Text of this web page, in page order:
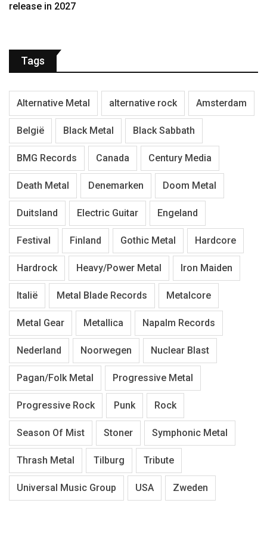
release in 2027
Tags
Alternative Metal alternative rock Amsterdam
België Black Metal Black Sabbath
BMG Records Canada Century Media
Death Metal Denemarken Doom Metal
Duitsland Electric Guitar Engeland
Festival Finland Gothic Metal Hardcore
Hardrock Heavy/Power Metal Iron Maiden
Italië Metal Blade Records Metalcore
Metal Gear Metallica Napalm Records
Nederland Noorwegen Nuclear Blast
Pagan/Folk Metal Progressive Metal
Progressive Rock Punk Rock
Season Of Mist Stoner Symphonic Metal
Thrash Metal Tilburg Tribute
Universal Music Group USA Zweden